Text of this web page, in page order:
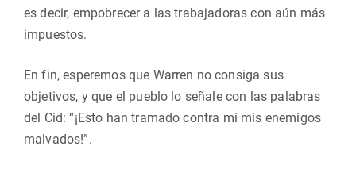
es decir, empobrecer a las trabajadoras con aún más
impuestos.
En fin, esperemos que Warren no consiga sus
objetivos, y que el pueblo lo señale con las palabras
del Cid: “¡Esto han tramado contra mí mis enemigos
malvados!”.